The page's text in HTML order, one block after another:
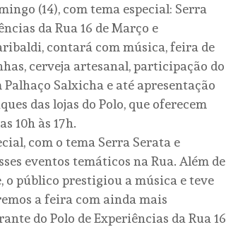
(14), com tema especial: Serra
da Rua 16 de Março e
contará com música, feira de
cerveja artesanal, participação do
Salxicha e até apresentação
das lojas do Polo, que oferecem
10h às 17h.
com o tema Serra Serata e
eventos temáticos na Rua. Além de
o público prestigiou a música e teve
a feira com ainda mais
do Polo de Experiências da Rua 16